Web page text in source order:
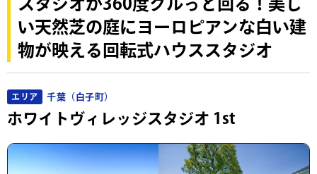
スタジオが360度グルっと回る！美し
い天然芝の庭にヨーロピアンな白い建
物が映える回転式ハウススタジオ
エリア 千葉（白子町）
ホワイトヴィレッジスタジオ 1st